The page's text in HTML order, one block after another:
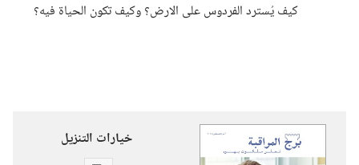
كيف يُسترد الفردوس على الارض؟‏ وكيف تكون الحياة فيه؟‏
خيارات التنزيل